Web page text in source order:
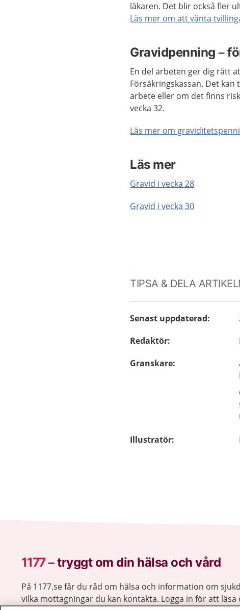
läkaren. Det blir också fler
Läs mer om att vänta
Gravidpenning –
En del arbeten ger dig rätt
Försäkringskassan. Det
arbete eller om det finns
vecka 32.
Läs mer om
Läs mer
Gravid i vecka 28
Gravid i vecka 30
TIPSA & DELA
Senast uppdaterad:
Redaktör:
Granskare:
Illustratör:
1177–tryggt om din hälsa och vård
På 1177.se får du råd om hälsa och information om
vilka mottagningar du kan kontakta. Logga in för att läsa